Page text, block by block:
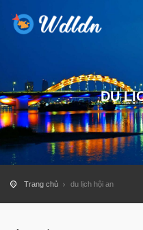
DU
Trang chủ du lịch hội an